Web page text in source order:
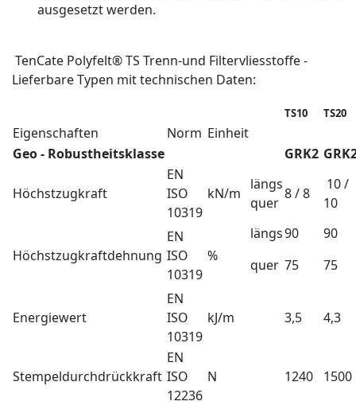
ausgesetzt werden.
TenCate Polyfelt® TS Trenn-und Filtervliesstoffe -
Lieferbare Typen mit technischen Daten:
TS10 TS20
Eigenschaften Norm Einheit
Geo - Robustheitsklasse
GRK2
Höchstzugkraft
EN
ISO
10319
kN/m
längs
quer
8 / 8
10 /
10
Höchstzugkraftdehnung
EN
ISO
10319
%
längs
quer
90
75
90
75
Energiewert
EN
ISO
10319
kJ/m 3,5 4,3
Stempeldurchdrückkraft
EN
ISO
12236
N 1240 1500